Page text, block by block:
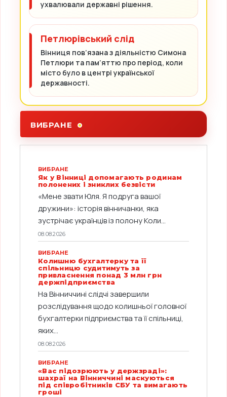
ухвалювали державні рішення.
Петлюрівський слід
Вінниця пов’язана з діяльністю Симона
Петлюри та пам’яттю про період, коли
місто було в центрі української
державності.
ВИБРАНЕ
ВИБРАНЕ
Як у Вінниці допомагають родинам
полонених і зниклих безвісти
«Мене звати Юля. Я подруга вашої
дружини»: історія вінничанки, яка
зустрічає українців із полону Коли...
08.08.2026
ВИБРАНЕ
Колишню бухгалтерку та її
спільницю судитимуть за
привласнення понад 3 млн грн
держпідприємства
На Вінниччині слідчі завершили
розслідування щодо колишньої головної
бухгалтерки підприємства та її спільниці,
яких...
08.08.2026
ВИБРАНЕ
«Вас підозрюють у держзраді»:
шахраї на Вінниччині маскуються
під співробітників СБУ та вимагають
гроші